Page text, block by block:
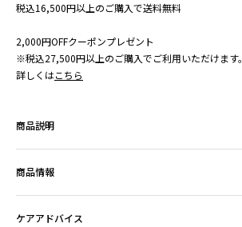
税込16,500円以上のご購入で送料無料
2,000円OFFクーポンプレゼント
※税込27,500円以上のご購入でご利用いただけます。
詳しくはこちら
商品説明
商品情報
ケアアドバイス